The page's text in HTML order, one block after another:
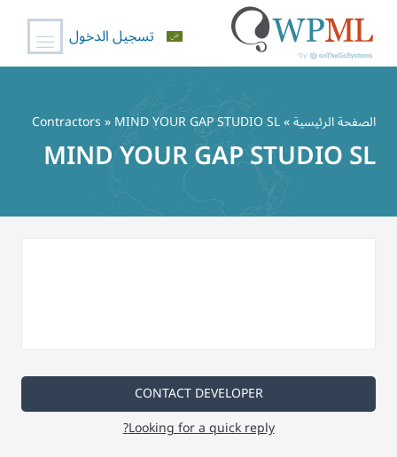
المحتوى
تسجيل الدخول
الصفحة الرئيسية»
Contractors» MIND YOUR GAP STUDIO SL
MIND YOUR GAP STUDIO SL
CONTACT DEVELOPER
Looking for a quick reply?